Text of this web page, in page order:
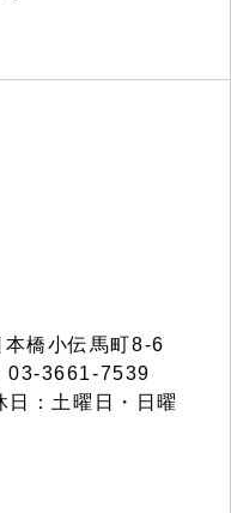
橋小伝馬町8-6
03-3661-7539
：土曜日・日曜